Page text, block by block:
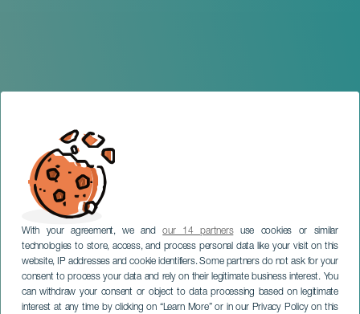
With your agreement, we andour 14 partnersuse cookies or similar
technologies to store, access, and process personal data like your visit on this
website, IP addresses and cookie identifiers. Some partners do not ask for your
consent to process your data and rely on their legitimate business interest. You
can withdraw your consent or object to data processing based on legitimate
interest at any time by clicking on “Learn More” or in our Privacy Policy on this
TENERIFE